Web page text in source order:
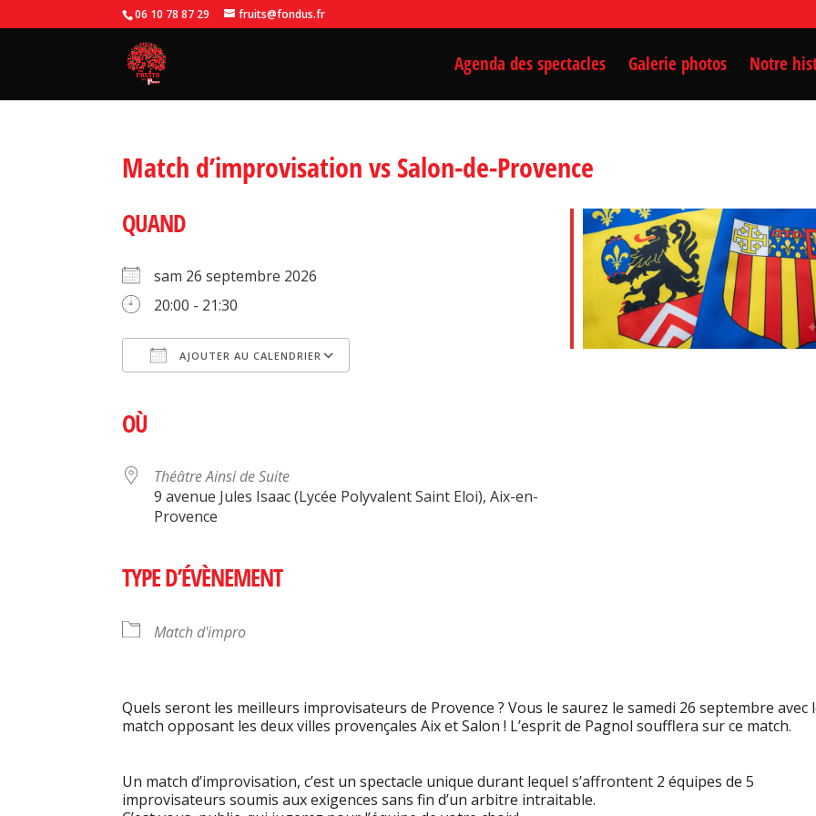
06 10 78 87 29 fruits@fondus.fr
Agenda des spectacles Galerie photos Notre
Match d’improvisation vs Salon-de-Provence
QUAND
sam 26 septembre 2026
20:00 - 21:30
AJOUTER AU CALENDRIER
OÙ
Théâtre Ainsi de Suite
9 avenue Jules Isaac (Lycée Polyvalent Saint Eloi), Aix-en-
Provence
TYPE D’ÉVÈNEMENT
Match d'impro
Quels seront les meilleurs improvisateurs de Provence ? Vous le saurez le samedi 26 septembre avec
match opposant les deux villes provençales Aix et Salon ! L’esprit de Pagnol soufflera sur ce match.
Un match d’improvisation, c’est un spectacle unique durant lequel s’affrontent 2 équipes de 5
improvisateurs soumis aux exigences sans fin d’un arbitre intraitable.